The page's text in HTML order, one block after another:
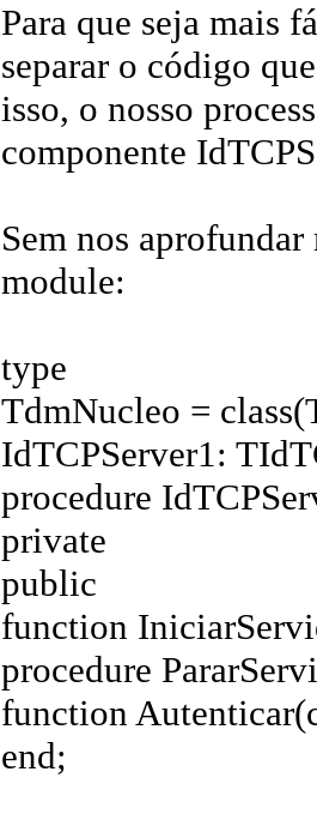
Para que seja mais
separar o código
isso, o nosso
componente
Sem nos
module:
type
TdmNucleo =
IdTCPServer1:
procedure
private
public
function
procedure
function
end;